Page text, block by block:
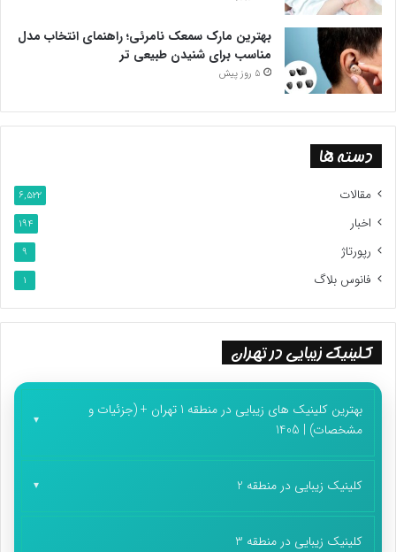
بهترین مارک سمعک نامرئی؛ راهنمای انتخاب مدل
مناسب برای شنیدن طبیعی تر
5 روز پیش
دسته ها
مقالات 6,522
اخبار 194
رپورتاژ 9
فانوس بلاگ 1
کلینیک زیبایی در تهران
بهترین کلینیک های زیبایی در منطقه 1 تهران + (جزئیات و
مشخصات) | 1405
کلینیک زیبایی در منطقه 2
کلینیک زیبایی در منطقه 3